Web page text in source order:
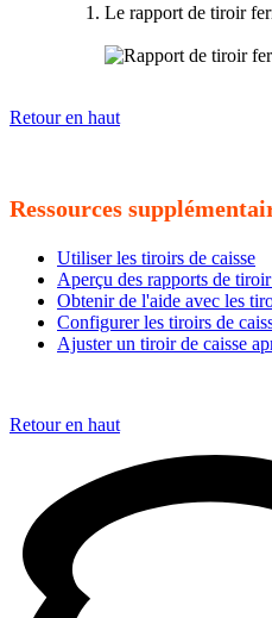
Le rapport de tiroir
Retour en haut
Ressources
Utiliser les tiroirs de caisse
Aperçu des rapports de
Obtenir de l'aide avec les
Configurer les tiroirs de
Ajuster un tiroir de caisse
Retour en haut